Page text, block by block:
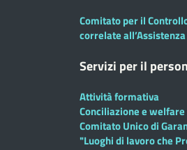
Comitato per il
correlate all’Assistenza
Servizi per il
Attività formativa
Conciliazione e
Comitato Unico di
"Luoghi di lavoro che